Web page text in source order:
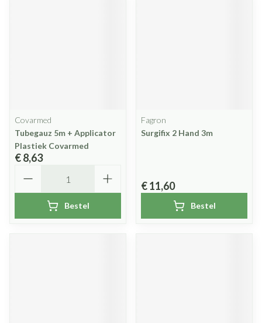
Covarmed
Tubegauz 5m + Applicator
Plastiek Covarmed
€ 8,63
Bestel
Fagron
Surgifix 2 Hand 3m
€ 11,60
Bestel